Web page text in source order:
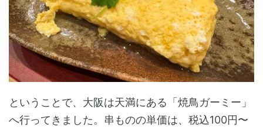
ということで、大阪は天満にある「焼鳥ガーミー」
へ行ってきました。串ものの単価は、税込100円〜